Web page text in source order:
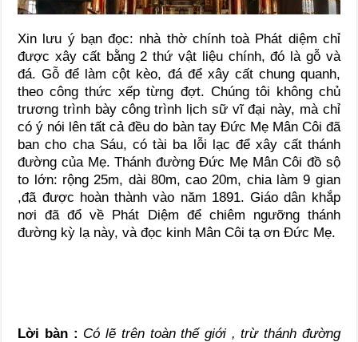
Xin lưu ý bạn đọc: nhà thờ chính toà Phát diệm chỉ
được xây cất bằng 2 thứ vật liệu chính, đó là gỗ và
đá. Gỗ để làm cột kèo, đá để xây cất chung quanh,
theo công thức xếp từng đợt. Chúng tôi không chủ
trương trình bày công trình lịch sữ vĩ đại này, mà chỉ
có ý nói lên tất cả đều do bàn tay Đức Mẹ Mân Côi đã
ban cho cha Sáu, có tài ba lỗi lạc để xây cất thánh
đường của Mẹ. Thánh đường Đức Mẹ Mân Côi đồ sộ
to lớn: rộng 25m, dài 80m, cao 20m, chia làm 9 gian
,đã được hoàn thành vào năm 1891. Giáo dân khắp
nơi đã đổ về Phát Diệm để chiêm ngưỡng thánh
đường kỳ lạ này, và đọc kinh Mân Côi tạ ơn Đức Mẹ.
Lời bàn : Có lẽ trên toàn thế giới , trừ thánh đường